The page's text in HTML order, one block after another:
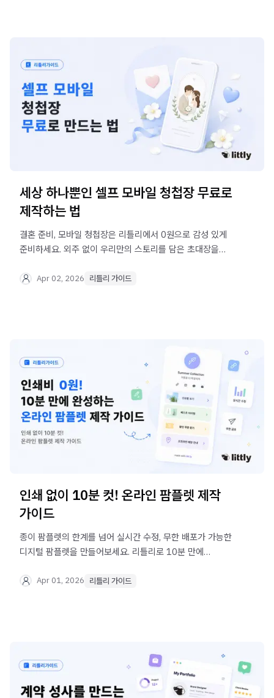
세상 하나뿐인 셀프 모바일 청첩장 무료로
제작하는 법
결혼 준비, 모바일 청첩장은 리틀리에서 0원으로 감성 있게
준비하세요. 외주 없이 우리만의 스토리를 담은 초대장을
Apr 02, 2026 리틀리 가이드
인쇄 없이 10분 컷! 온라인 팜플렛 제작
가이드
종이 팜플렛의 한계를 넘어 실시간 수정, 무한 배포가 가능한
디지털 팜플렛을 만들어보세요. 리틀리로 10분 만에
Apr 01, 2026 리틀리 가이드